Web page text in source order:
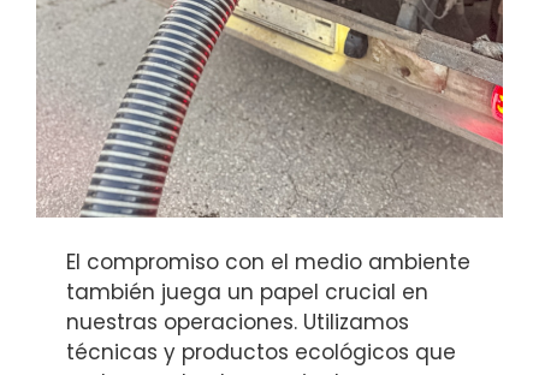
El compromiso con el medio ambiente
también juega un papel crucial en
nuestras operaciones. Utilizamos
técnicas y productos ecológicos que